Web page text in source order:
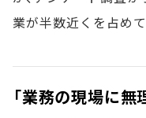
業が半数近くを占めて
「業務の現場に無